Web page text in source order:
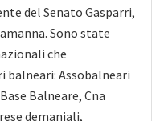
del Senato Gasparri,
Sono state
che
Assobalneari
Balneare, Cna
demaniali,